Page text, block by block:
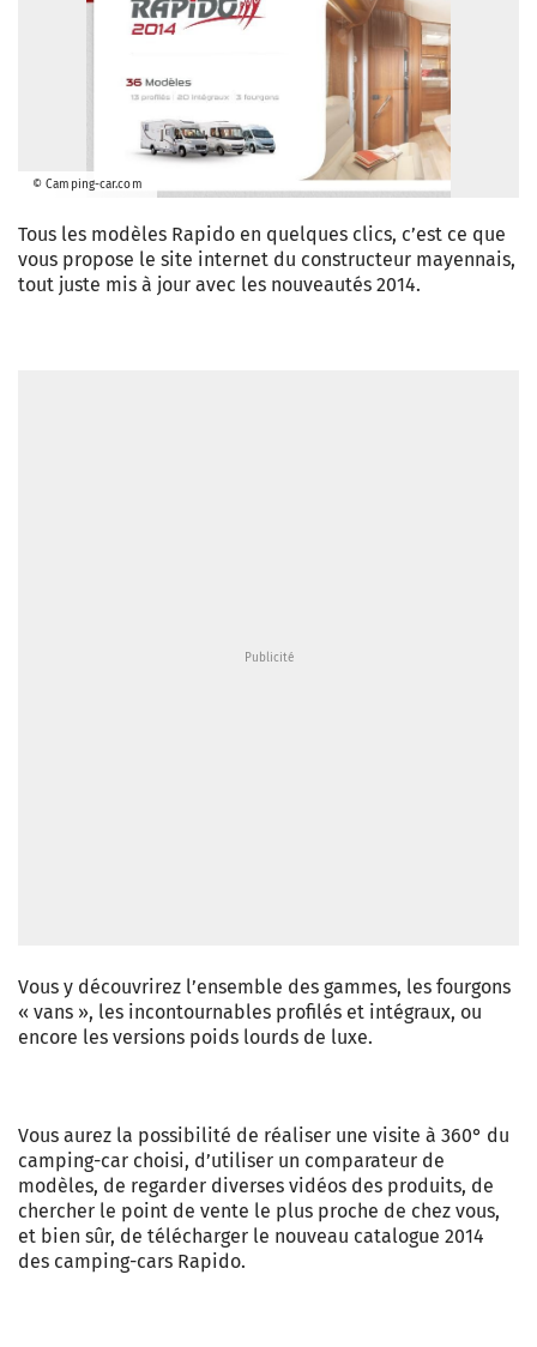
© Camping-car.com
Tous les modèles Rapido en quelques clics, c’est ce que
vous propose le site internet du constructeur mayennais,
tout juste mis à jour avec les nouveautés 2014.
Vous y découvrirez l’ensemble des gammes, les fourgons
« vans », les incontournables profilés et intégraux, ou
encore les versions poids lourds de luxe.
Vous aurez la possibilité de réaliser une visite à 360° du
camping-car choisi, d’utiliser un comparateur de
modèles, de regarder diverses vidéos des produits, de
chercher le point de vente le plus proche de chez vous,
et bien sûr, de télécharger le nouveau catalogue 2014
des camping-cars Rapido.